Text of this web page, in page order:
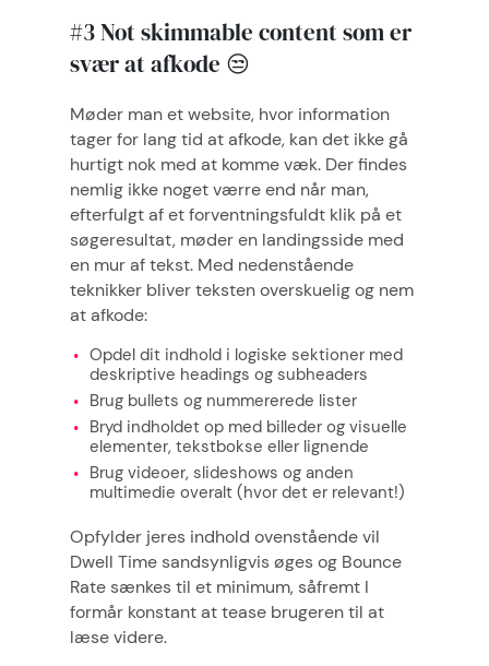
#3 Not skimmable content som er
svær at afkode 😒
Møder man et website, hvor information
tager for lang tid at afkode, kan det ikke gå
hurtigt nok med at komme væk. Der findes
nemlig ikke noget værre end når man,
efterfulgt af et forventningsfuldt klik på et
søgeresultat, møder en landingsside med
en mur af tekst. Med nedenstående
teknikker bliver teksten overskuelig og nem
at afkode:
Opdel dit indhold i logiske sektioner med
deskriptive headings og subheaders
Brug bullets og nummererede lister
Bryd indholdet op med billeder og visuelle
elementer, tekstbokse eller lignende
Brug videoer, slideshows og anden
multimedie overalt (hvor det er relevant!)
Opfylder jeres indhold ovenstående vil
Dwell Time sandsynligvis øges og Bounce
Rate sænkes til et minimum, såfremt I
formår konstant at tease brugeren til at
læse videre.